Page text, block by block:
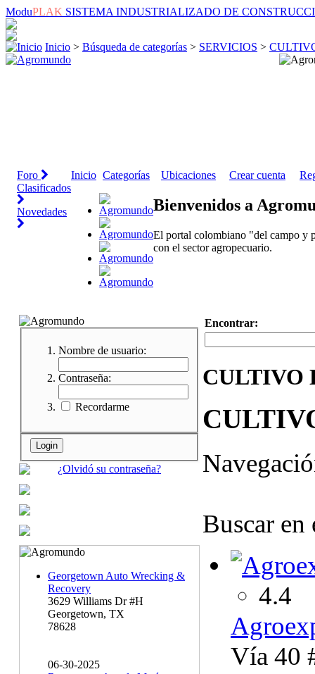
ModuPLAK SISTEMA INDUSTRIALIZADO DE
Inicio > Búsqueda de categorías > SERVICIOS >
Foro
Clasificados
Novedades
Inicio Categorías Ubicaciones Crear cuenta
Bienvenidos a
El portal colombiano "del campo y
con el sector agropecuario.
Nombre de usuario:
Contraseña:
Recordarme
¿Olvidó su contraseña?
Georgetown Auto Wrecking &
Recovery
3629 Williams Dr #H
Georgetown, TX
78628
06-30-2025
Encontrar:
CULTIVO
Buscar en
4.4
Vía 40